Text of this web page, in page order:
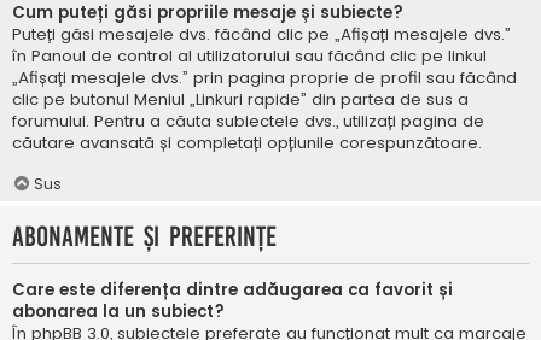
Cum puteți găsi propriile mesaje și subiecte?
Puteți găsi mesajele dvs. făcând clic pe „Afișați mesajele dvs.”
în Panoul de control al utilizatorului sau făcând clic pe linkul
„Afișați mesajele dvs.” prin pagina proprie de profil sau făcând
clic pe butonul Meniul „Linkuri rapide” din partea de sus a
forumului. Pentru a căuta subiectele dvs., utilizați pagina de
căutare avansată și completați opțiunile corespunzătoare.
Sus
Abonamente și Preferințe
Care este diferența dintre adăugarea ca favorit și
abonarea la un subiect?
În phpBB 3.0, subiectele preferate au funcționat mult ca marcaje